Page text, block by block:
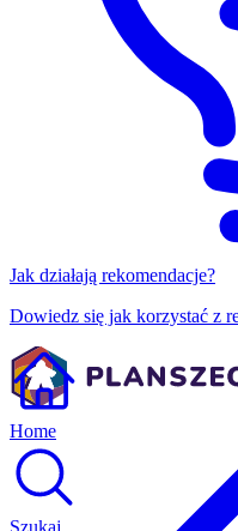
Jak działają rekomendacje?
Dowiedz się jak korzystać z
Home
Szukaj